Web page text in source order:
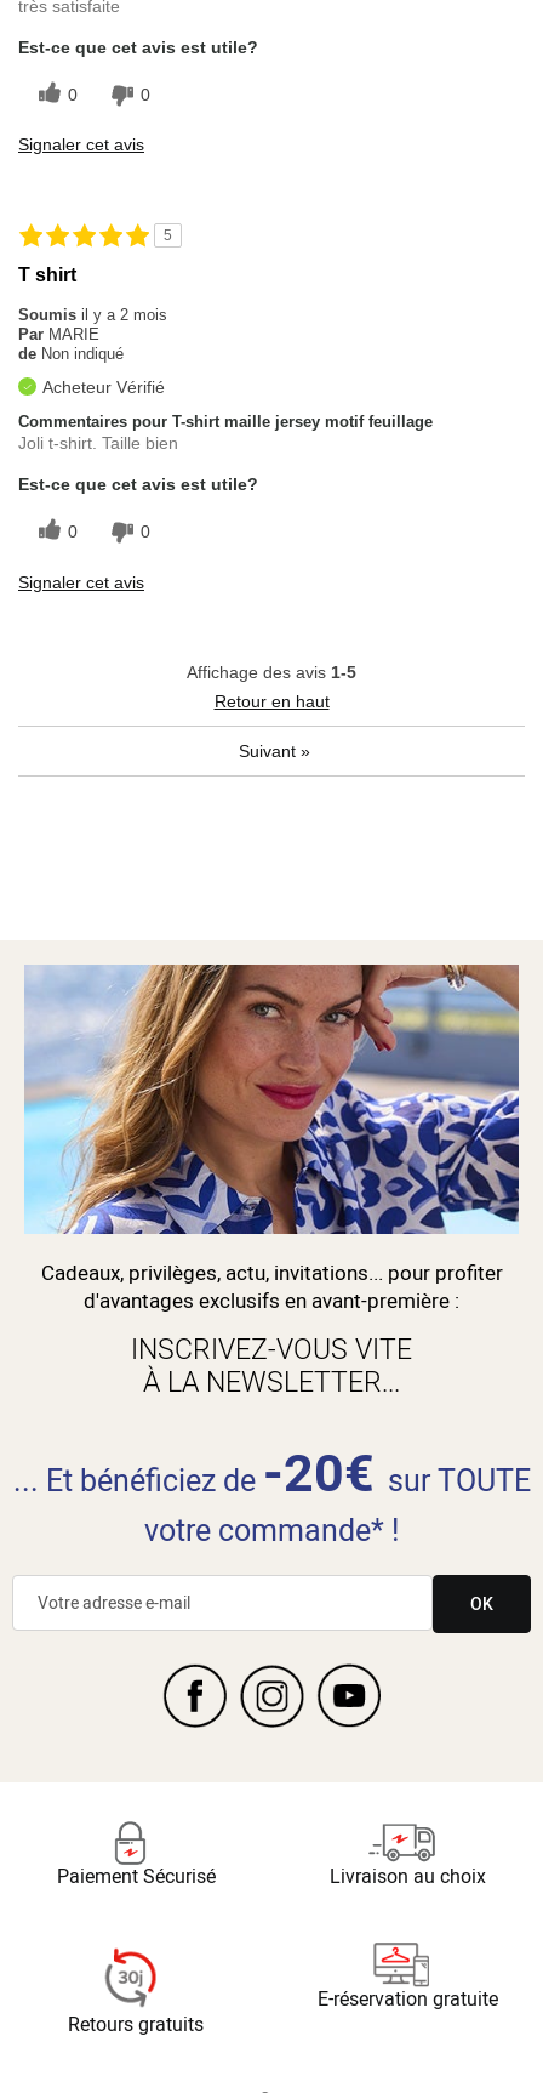
très satisfaite
Est-ce que cet avis est utile?
0 0
Signaler cet avis
5
T shirt
Soumis il y a 2 mois
Par MARIE
de Non indiqué
Acheteur Vérifié
Commentaires pour T-shirt maille jersey motif feuillage
Joli t-shirt. Taille bien
Est-ce que cet avis est utile?
0 0
Signaler cet avis
Affichage des avis 1-5
Retour en haut
Suivant »
Cadeaux, privilèges, actu, invitations... pour profiter
d'avantages exclusifs en avant-première :
INSCRIVEZ-VOUS VITE
À LA NEWSLETTER...
... Et bénéficiez de -20€ sur TOUTE
votre commande* !
OK
Paiement Sécurisé Livraison au choix
Retours gratuits
E-réservation gratuite